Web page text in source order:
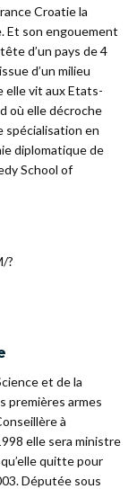
Croatie la
Et son engouement
d’un pays de 4
d’un milieu
elle vit aux Etats-
où elle décroche
spécialisation en
diplomatique de
School of
?
et de la
premières armes
à
elle sera ministre
quitte pour
Députée sous